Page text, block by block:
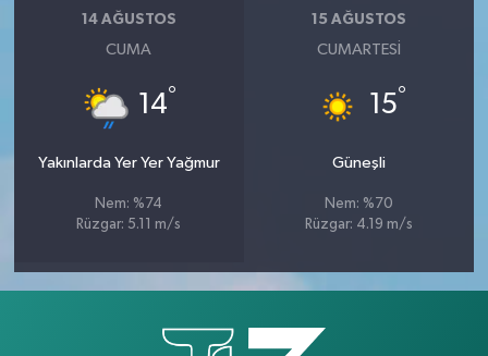
14 AĞUSTOS
CUMA
14°
Yakınlarda Yer Yer Yağmur
Nem: %74
Rüzgar: 5.11 m/s
15 AĞUSTOS
CUMARTESI
15°
Güneşli
Nem: %70
Rüzgar: 4.19 m/s